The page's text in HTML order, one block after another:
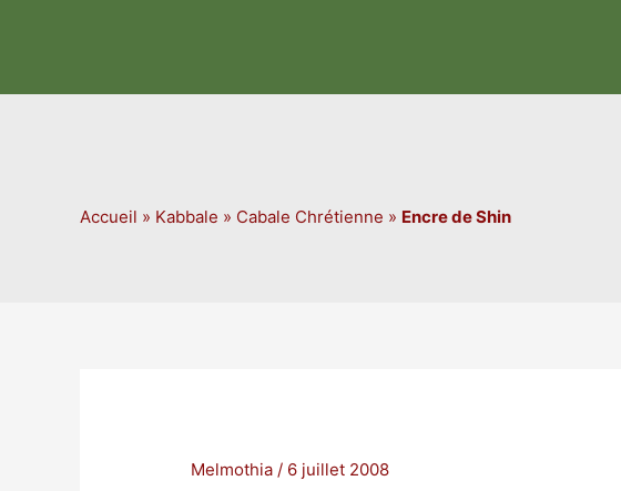
Accueil » Kabbale » Cabale Chrétienne » Encre de Shin
Melmothia / 6 juillet 2008